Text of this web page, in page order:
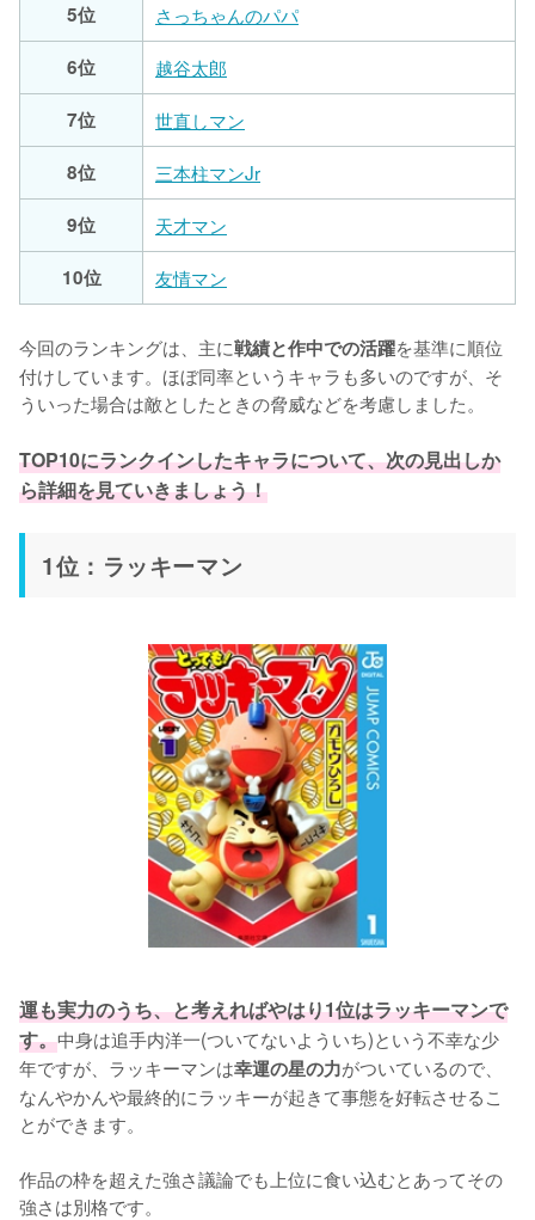
5位
さっちゃんのパパ
6位
越谷太郎
7位
世直しマン
8位
三本柱マンJr
9位
天才マン
10位
友情マン
今回のランキングは、主に戦績と作中での活躍を基準に順位
付けしています。ほぼ同率というキャラも多いのですが、そ
ういった場合は敵としたときの脅威などを考慮しました。
TOP10にランクインしたキャラについて、次の見出しか
ら詳細を見ていきましょう！
1位：ラッキーマン
運も実力のうち、と考えればやはり1位はラッキーマンで
す。中身は追手内洋一(ついてないよういち)という不幸な少
年ですが、ラッキーマンは幸運の星の力がついているので、
なんやかんや最終的にラッキーが起きて事態を好転させるこ
とができます。
作品の枠を超えた強さ議論でも上位に食い込むとあってその
強さは別格です。